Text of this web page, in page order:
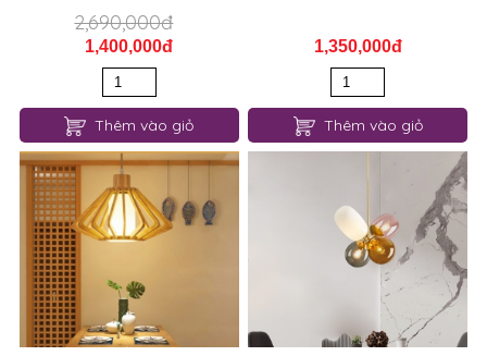
2,690,000đ
1,400,000đ
Thêm vào giỏ
1,350,000đ
Thêm vào giỏ